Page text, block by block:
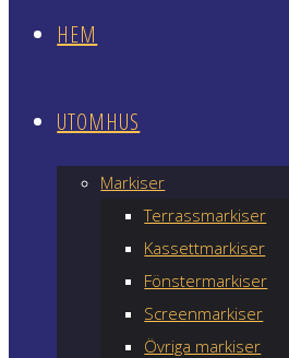
HEM
UTOMHUS
Markiser
Terrassmarkiser
Kassettmarkiser
Fönstermarkiser
Screenmarkiser
Övriga markiser